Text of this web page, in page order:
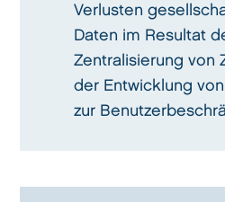
Verlusten
Daten im Resultat
Zentralisierung von
der Entwicklung
zur